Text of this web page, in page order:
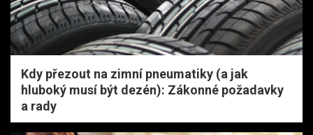
Kdy přezout na zimní pneumatiky (a jak
hluboký musí být dezén): Zákonné požadavky
a rady